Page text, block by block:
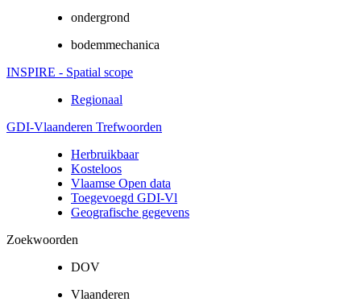
ondergrond
bodemmechanica
INSPIRE - Spatial scope
Regionaal
GDI-Vlaanderen Trefwoorden
Herbruikbaar
Kosteloos
Vlaamse Open data
Toegevoegd GDI-Vl
Geografische gegevens
Zoekwoorden
DOV
Vlaanderen